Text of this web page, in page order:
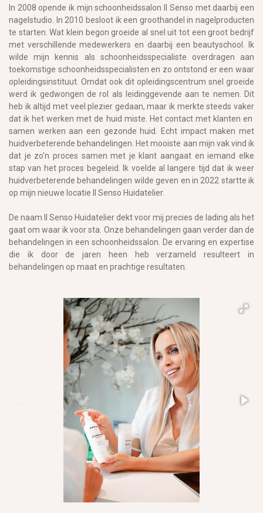
In 2008 opende ik mijn schoonheidssalon Il Senso met daarbij een
nagelstudio. In 2010 besloot ik een groothandel in nagelproducten
te starten. Wat klein begon groeide al snel uit tot een groot bedrijf
met verschillende medewerkers en daarbij een beautyschool. Ik
wilde mijn kennis als schoonheidsspecialiste overdragen aan
toekomstige schoonheidsspecialisten en zo ontstond er een waar
opleidingsinstituut. Omdat ook dit opleidingscentrum snel groeide
werd ik gedwongen de rol als leidinggevende aan te nemen. Dit
heb ik altijd met veel plezier gedaan, maar ik merkte steeds vaker
dat ik het werken met de huid miste. Het contact met klanten en
samen werken aan een gezonde huid. Echt impact maken met
huidverbeterende behandelingen. Het mooiste aan mijn vak vind ik
dat je zo'n proces samen met je klant aangaat en iemand elke
stap van het proces begeleid. Ik voelde al langere tijd dat ik weer
huidverbeterende behandelingen wilde geven en in 2022 startte ik
op mijn nieuwe locatie Il Senso Huidatelier.
De naam Il Senso Huidatelier dekt voor mij precies de lading als het
gaat om waar ik voor sta. Onze behandelingen gaan verder dan de
behandelingen in een schoonheidssalon. De ervaring en expertise
die ik door de jaren heen heb verzameld resulteert in
behandelingen op maat en prachtige resultaten.